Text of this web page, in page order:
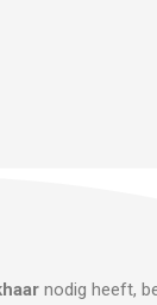
nodig heeft,